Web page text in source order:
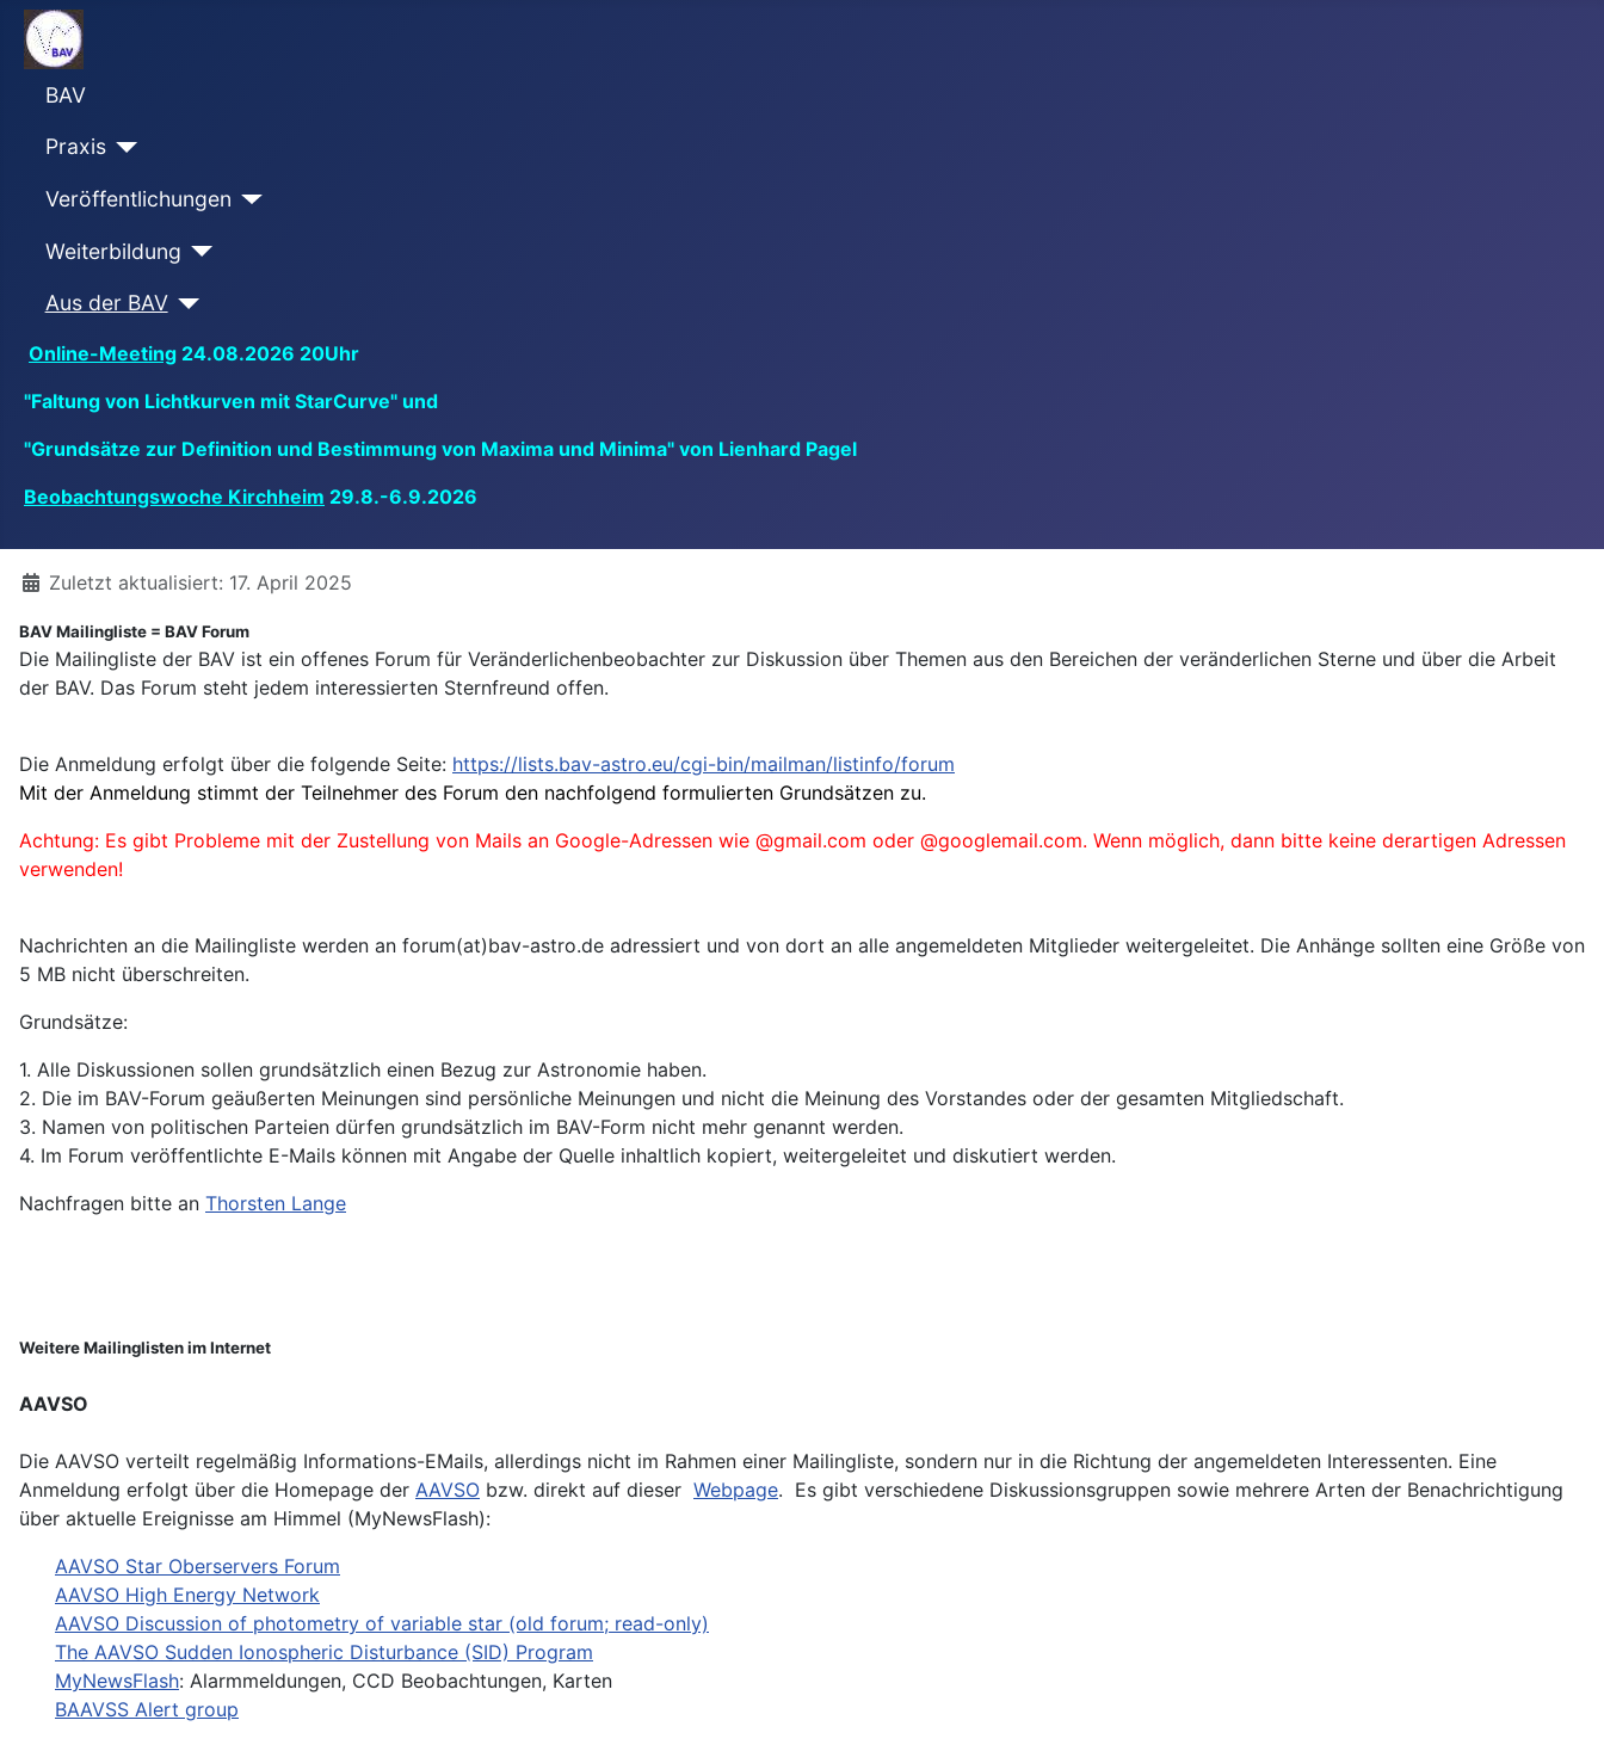
BAV
Praxis
Veröffentlichungen
Weiterbildung
Aus der BAV
Online-Meeting 24.08.2026 20Uhr
"Faltung von Lichtkurven mit StarCurve" und
"Grundsätze zur Definition und Bestimmung von Maxima und Minima" von Lienhard Pagel
Beobachtungswoche Kirchheim 29.8.-6.9.2026
DetailsZuletzt aktualisiert: 17. April 2025
BAV Mailingliste = BAV Forum
Die Mailingliste der BAV ist ein offenes Forum für Veränderlichenbeobachter zur Diskussion über Themen aus den Bereichen der veränderlichen Sterne und über die Arbeit
der BAV. Das Forum steht jedem interessierten Sternfreund offen.
Die Anmeldung erfolgt über die folgende Seite: https://lists.bav-astro.eu/cgi-bin/mailman/listinfo/forum
Mit der Anmeldung stimmt der Teilnehmer des Forum den nachfolgend formulierten Grundsätzen zu.
Achtung: Es gibt Probleme mit der Zustellung von Mails an Google-Adressen wie @gmail.com oder @googlemail.com. Wenn möglich, dann bitte keine derartigen Adressen
verwenden!
Nachrichten an die Mailingliste werden an forum(at)bav-astro.de adressiert und von dort an alle angemeldeten Mitglieder weitergeleitet. Die Anhänge sollten eine Größe von
5 MB nicht überschreiten.
Grundsätze:
1. Alle Diskussionen sollen grundsätzlich einen Bezug zur Astronomie haben.
2. Die im BAV-Forum geäußerten Meinungen sind persönliche Meinungen und nicht die Meinung des Vorstandes oder der gesamten Mitgliedschaft.
3. Namen von politischen Parteien dürfen grundsätzlich im BAV-Form nicht mehr genannt werden.
4. Im Forum veröffentlichte E-Mails können mit Angabe der Quelle inhaltlich kopiert, weitergeleitet und diskutiert werden.
Nachfragen bitte an Thorsten Lange
Weitere Mailinglisten im Internet
AAVSO
Die AAVSO verteilt regelmäßig Informations-EMails, allerdings nicht im Rahmen einer Mailingliste, sondern nur in die Richtung der angemeldeten Interessenten. Eine
Anmeldung erfolgt über die Homepage der AAVSO bzw. direkt auf dieser Webpage. Es gibt verschiedene Diskussionsgruppen sowie mehrere Arten der Benachrichtigung
über aktuelle Ereignisse am Himmel (MyNewsFlash):
AAVSO Star Oberservers Forum
AAVSO High Energy Network
AAVSO Discussion of photometry of variable star (old forum; read-only)
The AAVSO Sudden Ionospheric Disturbance (SID) Program
MyNewsFlash: Alarmmeldungen, CCD Beobachtungen, Karten
BAAVSS Alert group